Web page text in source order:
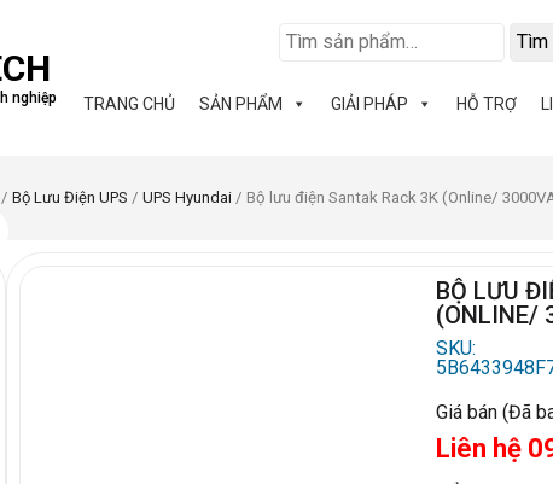
nghiệp
Tìm
TRANG CHỦ SẢN PHẨM GIẢI PHÁP HỖ TRỢ
/ Bộ Lưu Điện UPS / UPS Hyundai / Bộ lưu điện Santak Rack 3K (Online/
BỘ LƯU
(ONLINE/
SKU:
Giá bán (Đã
Liên hệ